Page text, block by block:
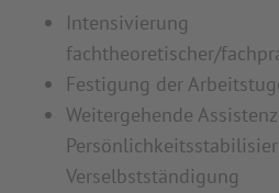
Intensivierung
fachtheoretischer/
Festigung der
Weitergehende
Verselbstständigung